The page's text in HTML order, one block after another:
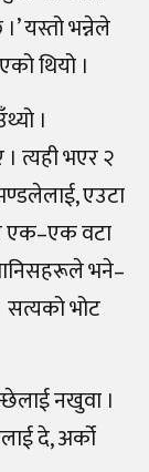
यस्तो भन्नेले
थियो ।
।
त्यही भएर २
एउटा
एक–एक वटा
भने–
सत्यको भोट
नखुवा ।
दे, अर्को